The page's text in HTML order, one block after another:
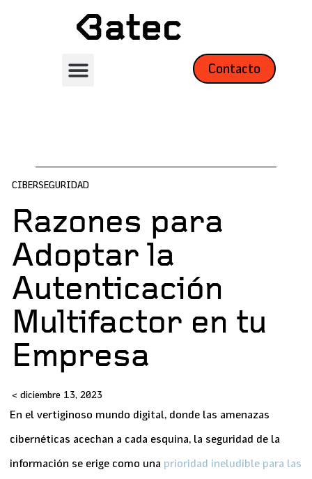
Contacto
CIBERSEGURIDAD
Razones para
Adoptar la
Autenticación
Multifactor en tu
Empresa
< diciembre 13, 2023
En el vertiginoso mundo digital, donde las amenazas
cibernéticas acechan a cada esquina, la seguridad de la
información se erige como una prioridad ineludible para las